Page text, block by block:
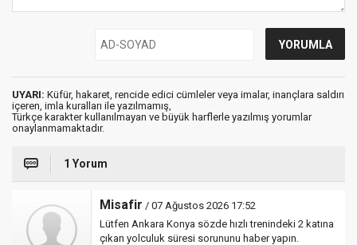
UYARI: Küfür, hakaret, rencide edici cümleler veya imalar, inançlara saldırı
içeren, imla kuralları ile yazılmamış,
Türkçe karakter kullanılmayan ve büyük harflerle yazılmış yorumlar
onaylanmamaktadır.
1 Yorum
Misafir / 07 Ağustos 2026 17:52
Lütfen Ankara Konya sözde hızlı trenindeki 2 katına
çıkan yolculuk süresi sorununu haber yapın.